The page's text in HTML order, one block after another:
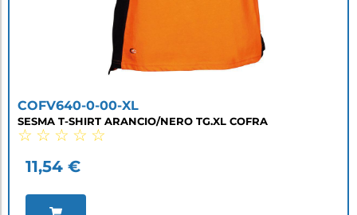
COFV640-0-00-XL
SESMA T-SHIRT ARANCIO/NERO TG.XL COFRA
☆ ☆ ☆ ☆ ☆
11,54 €